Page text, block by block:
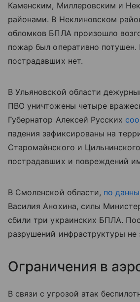
Каменским, Миллеровским и
районами. В Неклиновском
обломков БПЛА произошло
пожар был оперативно потушен.
пострадавших нет.
В Ульяновской области
ПВО уничтожены четыре
Губернатор Алексей Русских
падения зафиксированы на
Старомайнского и
пострадавших и повреждений
В Смоленской области, по
Василия Анохина, силы
сбили три украинских БПЛА.
разрушений инфраструктуры не
Ограничения в
В связи с угрозой атак